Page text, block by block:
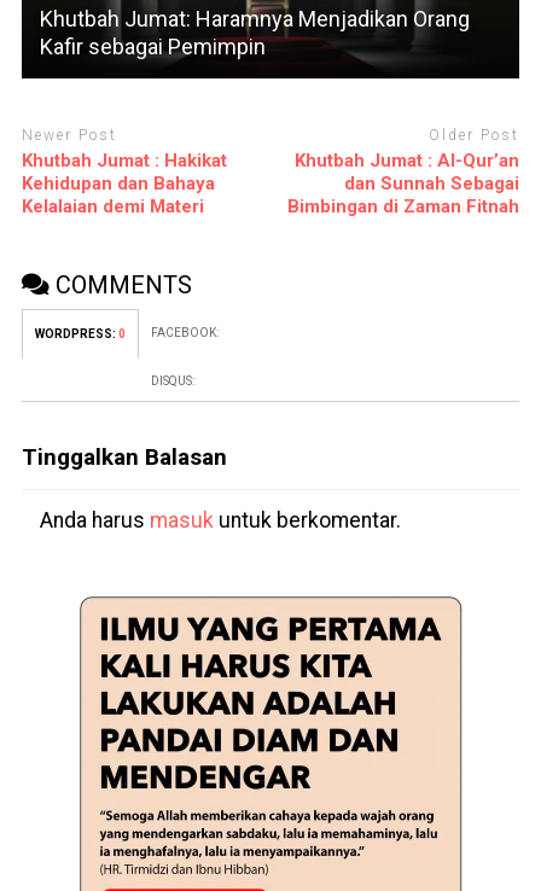
Khutbah Jumat: Haramnya Menjadikan Orang
Kafir sebagai Pemimpin
Newer Post
Khutbah Jumat : Hakikat
Kehidupan dan Bahaya
Kelalaian demi Materi
Older Post
Khutbah Jumat : Al-Qur’an
dan Sunnah Sebagai
Bimbingan di Zaman Fitnah
COMMENTS
WORDPRESS: 0 FACEBOOK:
DISQUS:
Tinggalkan Balasan
Anda harus masuk untuk berkomentar.